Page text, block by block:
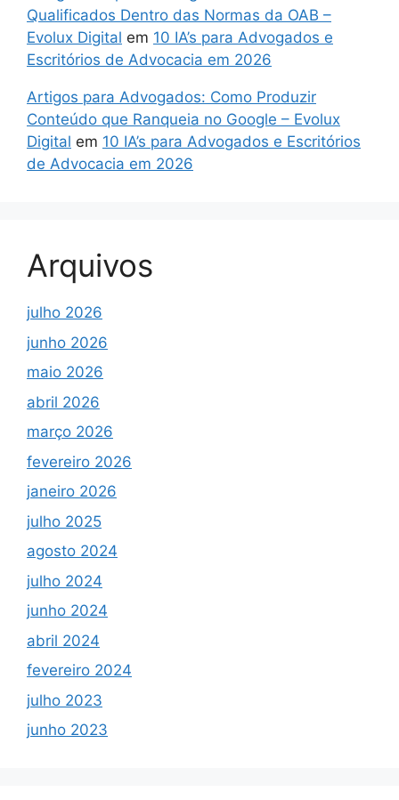
Qualificados Dentro das Normas da OAB –
Evolux Digital em 10 IA’s para Advogados e
Escritórios de Advocacia em 2026
Artigos para Advogados: Como Produzir
Conteúdo que Ranqueia no Google – Evolux
Digital em 10 IA’s para Advogados e Escritórios
de Advocacia em 2026
Arquivos
julho 2026
junho 2026
maio 2026
abril 2026
março 2026
fevereiro 2026
janeiro 2026
julho 2025
agosto 2024
julho 2024
junho 2024
abril 2024
fevereiro 2024
julho 2023
junho 2023